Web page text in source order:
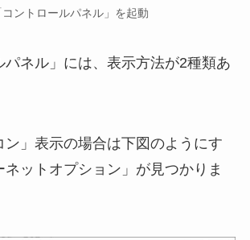
コントロールパネル」を起動
パネル」には、表示方法が2種類あ
ン」表示の場合は下図のようにす
ネットオプション」が見つかりま